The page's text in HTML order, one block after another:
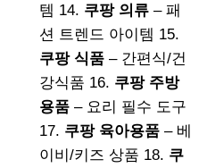
템 14. 쿠팡 의류 – 패
션 트렌드 아이템 15.
쿠팡 식품 – 간편식/건
강식품 16. 쿠팡 주방
용품 – 요리 필수 도구
17. 쿠팡 육아용품 – 베
이비/키즈 상품 18. 쿠